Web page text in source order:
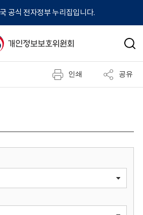
공식 전자정부 누리집입니다.
검
인쇄 공유